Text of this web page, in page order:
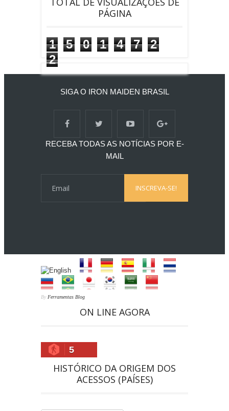
PÁGINA
1 5 0 1 4 7
2
2
SIGA O IRON MAIDEN BRASIL
RECEBA TODAS AS NOTÍCIAS POR E-
MAIL
By Ferramentas Blog
ON LINE AGORA
5
HISTÓRICO DA ORIGEM DOS
ACESSOS (PAÍSES)